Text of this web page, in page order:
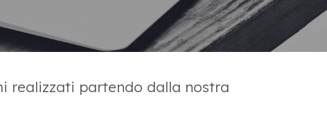
realizzati partendo dalla nostra